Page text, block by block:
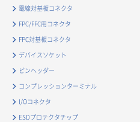
電線対基板コネクタ
FPC/FFC用コネクタ
FPC対基板コネクタ
デバイスソケット
ピンヘッダー
コンプレッションターミナル
I/Oコネクタ
ESDプロテクタチップ